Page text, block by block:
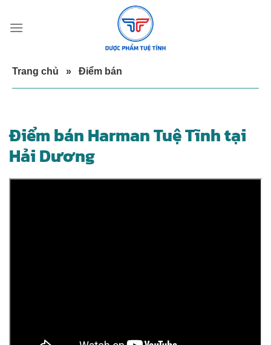
Trang chủ » Điểm bán
Điểm bán Harman Tuệ Tĩnh tại
Hải Dương